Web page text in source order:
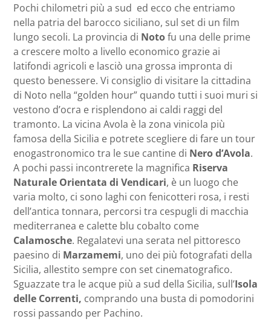
Pochi chilometri più a sud ed ecco che entriamo
nella patria del barocco siciliano, sul set di un film
lungo secoli. La provincia di Notofu una delle prime
a crescere molto a livello economico grazie ai
latifondi agricoli e lasciò una grossa impronta di
questo benessere. Vi consiglio di visitare la cittadina
di Noto nella “golden hour” quando tutti i suoi muri si
vestono d’ocra e risplendono ai caldi raggi del
tramonto. La vicina Avola è la zona vinicola più
famosa della Sicilia e potrete scegliere di fare un tour
enogastronomico tra le sue cantine di Nero d’Avola.
A pochi passi incontrerete la magnifica Riserva
Naturale Orientata di Vendicari, è un luogo che
varia molto, ci sono laghi con fenicotteri rosa, i resti
dell’antica tonnara, percorsi tra cespugli di macchia
mediterranea e calette blu cobalto come
Calamosche. Regalatevi una serata nel pittoresco
paesino di Marzamemi, uno dei più fotografati della
Sicilia, allestito sempre con set cinematografico.
Sguazzate tra le acque più a sud della Sicilia, sull’Isola
delle Correnti, comprando una busta di pomodorini
rossi passando per Pachino.